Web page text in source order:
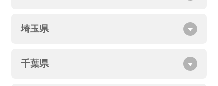
埼玉県
千葉県